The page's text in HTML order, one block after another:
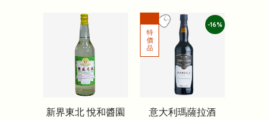
新界東北 悅和醬園
-16%
意大利瑪薩拉酒